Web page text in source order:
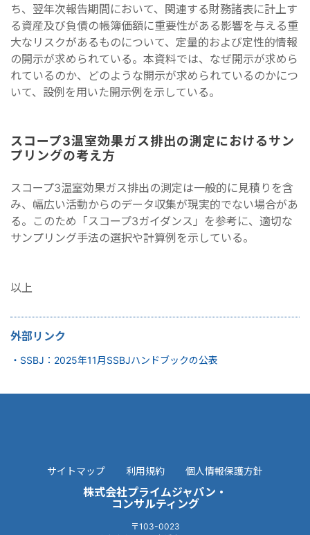
ち、翌年次報告期間において、関連する財務諸表に計上す
る資産及び負債の帳簿価額に重要性がある影響を与える重
大なリスクがあるものについて、定量的および定性的情報
の開示が求められている。本資料では、なぜ開示が求めら
れているのか、どのような開示が求められているのかにつ
いて、設例を用いた開示例を示している。
スコープ3温室効果ガス排出の測定におけるサン
プリングの考え方
スコープ3温室効果ガス排出の測定は一般的に見積りを含
み、幅広い活動からのデータ収集が現実的でない場合があ
る。このため「スコープ3ガイダンス」を参考に、適切な
サンプリング手法の選択や計算例を示している。
以上
外部リンク
・SSBJ：2025年11月SSBJハンドブックの公表
サイトマップ 利用規約 個人情報保護方針
株式会社プライムジャパン・
コンサルティング
〒103-0023